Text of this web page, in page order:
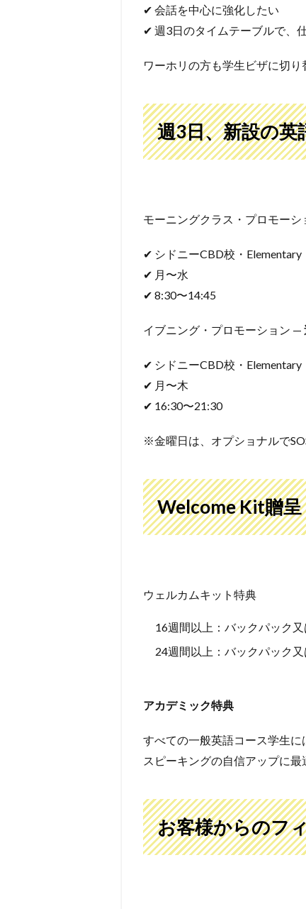
✔ 会話を中心に強化したい
✔ 週3日のタイムテーブルで、
ワーホリの方も学生ビザに切
週3日、新設の
モーニングクラス・プロモーシ
✔ シドニーCBD校・Elementary
✔ 月〜水
✔ 8:30〜14:45
イブニング・プロモーション —
✔ シドニーCBD校・Elementary
✔ 月〜木
✔ 16:30〜21:30
※金曜日は、オプショナルで
Welcome Kit贈呈
ウェルカムキット特典
16週間以上：バックパック
24週間以上：バックパック
アカデミック特典
すべての一般英語コース学生に
スピーキングの自信アップに最
お客様からのフ